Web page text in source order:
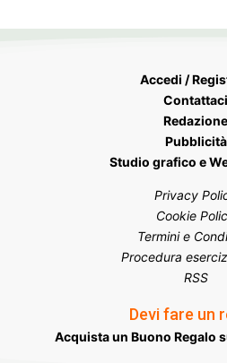
Accedi /
Contattaci
Redazione
Pubblicità
Studio grafico e
Privacy
Cookie
Termini e
Procedura
RSS
Devi fare un
Acquista un Buono Regalo